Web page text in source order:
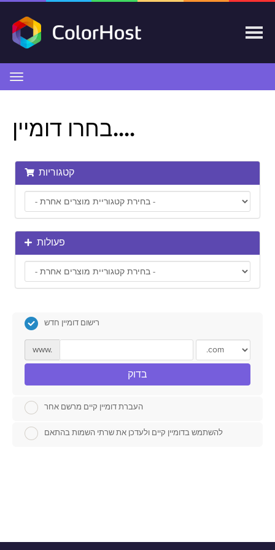
ניווט
בחרו דומיין....
קטגוריות
פעולות
רישום דומיין חדש
www.
בדוק
העברת דומיין קיים מרשם אחר
להשתמש בדומיין קיים ולעדכן את שרתי השמות בהתאם